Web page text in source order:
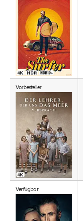
Vorbesteller
Verfügbar